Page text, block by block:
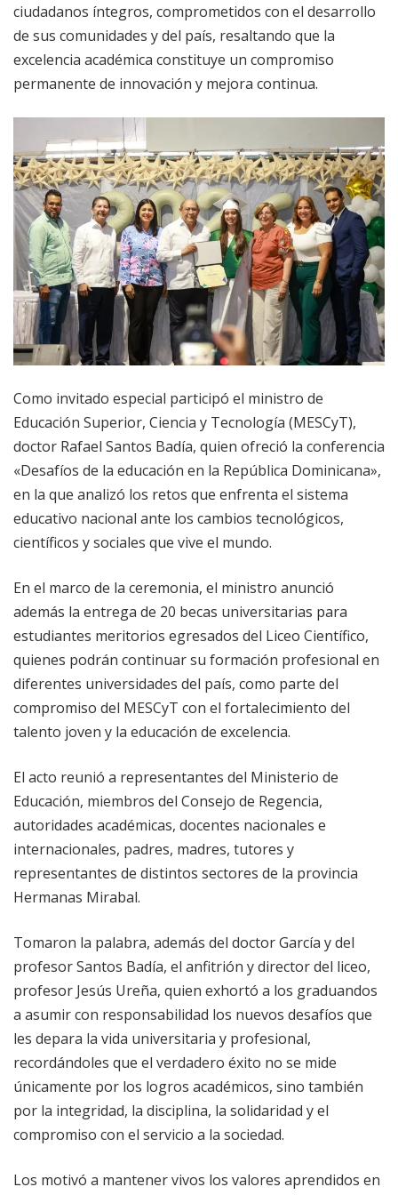
ciudadanos íntegros, comprometidos con el desarrollo
de sus comunidades y del país, resaltando que la
excelencia académica constituye un compromiso
permanente de innovación y mejora continua.
Como invitado especial participó el ministro de
Educación Superior, Ciencia y Tecnología (MESCyT),
doctor Rafael Santos Badía, quien ofreció la conferencia
«Desafíos de la educación en la República Dominicana»,
en la que analizó los retos que enfrenta el sistema
educativo nacional ante los cambios tecnológicos,
científicos y sociales que vive el mundo.
En el marco de la ceremonia, el ministro anunció
además la entrega de 20 becas universitarias para
estudiantes meritorios egresados del Liceo Científico,
quienes podrán continuar su formación profesional en
diferentes universidades del país, como parte del
compromiso del MESCyT con el fortalecimiento del
talento joven y la educación de excelencia.
El acto reunió a representantes del Ministerio de
Educación, miembros del Consejo de Regencia,
autoridades académicas, docentes nacionales e
internacionales, padres, madres, tutores y
representantes de distintos sectores de la provincia
Hermanas Mirabal.
Tomaron la palabra, además del doctor García y del
profesor Santos Badía, el anfitrión y director del liceo,
profesor Jesús Ureña, quien exhortó a los graduandos
a asumir con responsabilidad los nuevos desafíos que
les depara la vida universitaria y profesional,
recordándoles que el verdadero éxito no se mide
únicamente por los logros académicos, sino también
por la integridad, la disciplina, la solidaridad y el
compromiso con el servicio a la sociedad.
Los motivó a mantener vivos los valores aprendidos en